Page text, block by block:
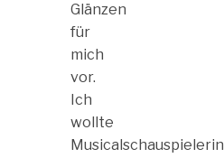
Glänzen
für
mich
vor.
Ich
wollte
Musicalschauspielerin